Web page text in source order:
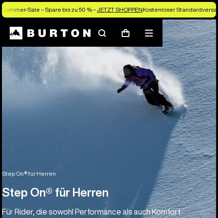
Sommer-Sale – Spare bis zu 50 % – JETZT SHOPPENKostenloser
SuchenWarenkorb
Menü
Step On® für Herren
Step On® für Herren
Für Rider, die sowohl Performance als auch Komfort